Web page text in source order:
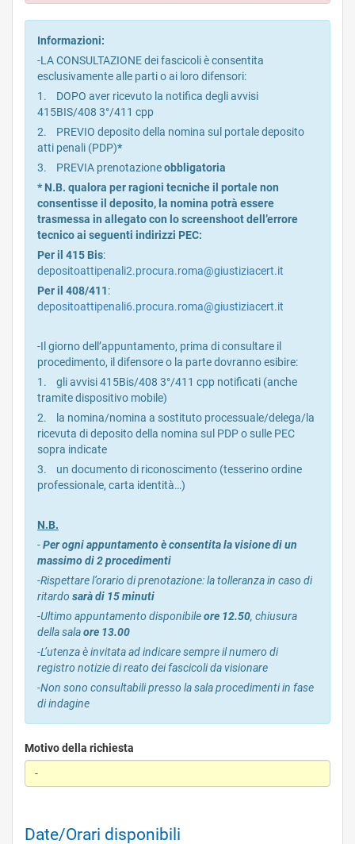
Informazioni:
-LA CONSULTAZIONE dei fascicoli è consentita
esclusivamente alle parti o ai loro difensori:
1. DOPO aver ricevuto la notifica degli avvisi
415BIS/408 3°/411 cpp
2. PREVIO deposito della nomina sul portale deposito
atti penali (PDP)*
3. PREVIA prenotazioneobbligatoria
* N.B. qualora per ragioni tecniche il portale non
consentisse il deposito, la nomina potrà essere
trasmessa in allegato con lo screenshoot dell’errore
tecnico ai seguenti indirizzi PEC:
Per il 415 Bis:
depositoattipenali2.procura.roma@giustiziacert.it
Per il 408/411:
depositoattipenali6.procura.roma@giustiziacert.it
-Il giorno dell’appuntamento, prima di consultare il
procedimento, il difensore o la parte dovranno esibire:
1. gli avvisi 415Bis/408 3°/411 cpp notificati (anche
tramite dispositivo mobile)
2. la nomina/nomina a sostituto processuale/delega/la
ricevuta di deposito della nomina sul PDP o sulle PEC
sopra indicate
3. un documento di riconoscimento (tesserino ordine
professionale, carta identità…)
N.B.
-Per ogni appuntamento è consentita la visione di un
massimo di 2 procedimenti
-Rispettare l’orario di prenotazione: la tolleranza in caso di
ritardo sarà di 15 minuti
-Ultimo appuntamento disponibileore 12.50, chiusura
della salaore 13.00
-L’utenza è invitata ad indicare sempre il numero di
registro notizie di reato dei fascicoli da visionare
-Non sono consultabili presso la sala procedimenti in fase
di indagine
Motivo della richiesta
Date/Orari disponibili